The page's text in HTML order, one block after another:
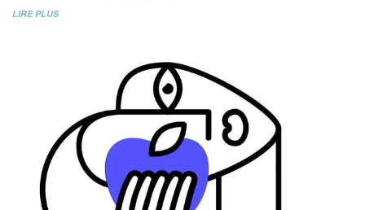
LIRE PLUS